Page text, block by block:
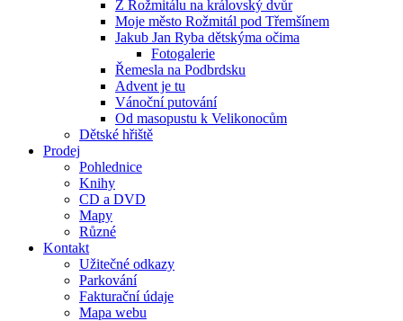
Z Rožmitálu na královský dvůr
Moje město Rožmitál pod Třemšínem
Jakub Jan Ryba dětskýma očima
Fotogalerie
Řemesla na Podbrdsku
Advent je tu
Vánoční putování
Od masopustu k Velikonocům
Dětské hřiště
Prodej
Pohlednice
Knihy
CD a DVD
Mapy
Různé
Kontakt
Užitečné odkazy
Parkování
Fakturační údaje
Mapa webu